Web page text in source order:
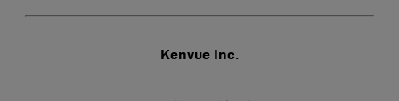
Kenvue Inc.